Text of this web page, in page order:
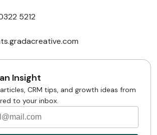
5212
Insight
CRM tips, and growth ideas from
to your inbox.